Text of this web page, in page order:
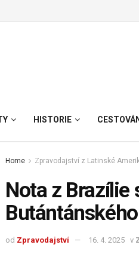
HISTORIE CESTOVÁNÍ
Home Zpravodajství z Latinské
Nota z Brazílie
od Zpravodajství 16. 4. 2025 v